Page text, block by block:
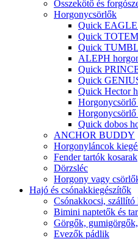
Összekötő és
Horgonycsörlők
Quick EAGLE
Quick
Quick
ALEPH
Quick
Quick
Quick Hector
Quick dobos
ANCHOR BUDDY
Horgonyláncok
Fender tartók kosarak
Dörzsléc
Horgony vagy
Hajó és csónakkiegészítők
Csónakkocsi, szállító
Bimini naptetők és
Görgők,
Evezők pádlik